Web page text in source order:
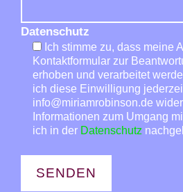
Datenschutz
Ich stimme zu, dass meine
Kontaktformular zur
erhoben und verarbeitet
ich diese Einwilligung
info@miriamrobinson.de
Informationen zum Umgang
ich in der Datenschutz